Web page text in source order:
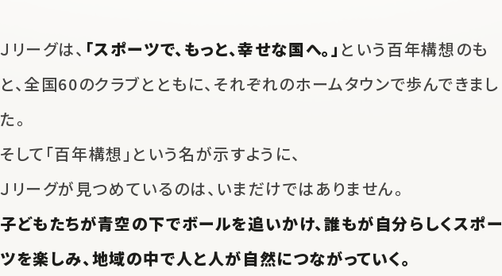
Ｊリーグは、 「スポーツで、もっと、幸せな国へ。」 という百年構想のも
と、 全国60のクラブとともに、 それぞれのホームタウンで歩んできまし
た。
そして「百年構想」という名が示すように、
Ｊリーグが見つめているのは、 いまだけではありません。
子どもたちが青空の下でボールを追いかけ、誰もが自分らしくスポー
ツを楽しみ、地域の中で人と人が自然につながっていく。